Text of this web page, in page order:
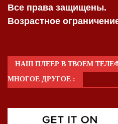
Все права защищены.
Возрастное
НАШ ПЛЕЕР В ТВОЕМ
МНОГОЕ ДРУГОЕ :